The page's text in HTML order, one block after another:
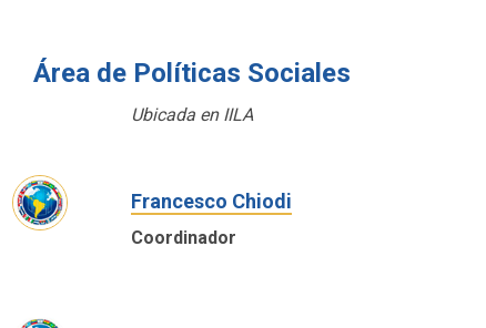
Área de Políticas Sociales
Ubicada en IILA
Francesco Chiodi
Coordinador